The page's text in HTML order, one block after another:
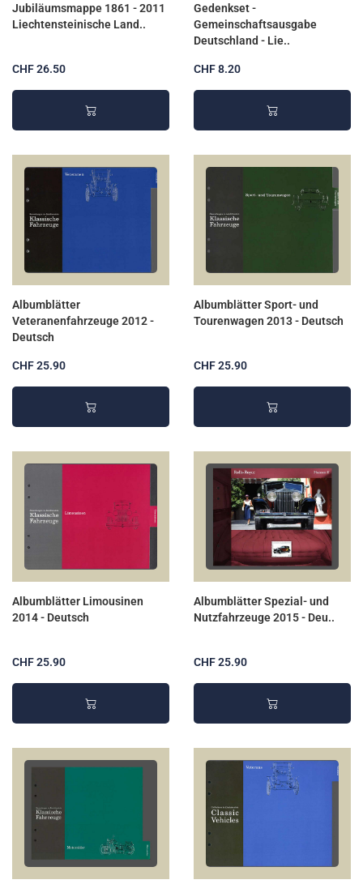
Jubiläumsmappe 1861 - 2011
Liechtensteinische Land..
CHF 26.50
Gedenkset -
Gemeinschaftsausgabe
Deutschland - Lie..
CHF 8.20
Albumblätter
Veteranenfahrzeuge 2012 -
Deutsch
CHF 25.90
Albumblätter Sport- und
Tourenwagen 2013 - Deutsch
CHF 25.90
Albumblätter Limousinen
2014 - Deutsch
CHF 25.90
Albumblätter Spezial- und
Nutzfahrzeuge 2015 - Deu..
CHF 25.90